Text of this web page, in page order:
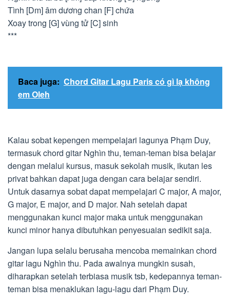
Tình [Dm] âm dương chan [F] chứa
Xoay trong [G] vùng tử [C] sinh
***
Baca juga: Chord Gitar Lagu Paris có gì lạ không
em Oleh
Kalau sobat kepengen mempelajari lagunya Phạm Duy,
termasuk chord gitar Nghìn thu, teman-teman bisa belajar
dengan melalui kursus, masuk sekolah musik, ikutan les
privat bahkan dapat juga dengan cara belajar sendiri.
Untuk dasarnya sobat dapat mempelajari C major, A major,
G major, E major, and D major. Nah setelah dapat
menggunakan kunci major maka untuk menggunakan
kunci minor hanya dibutuhkan penyesuaian sedikit saja.
Jangan lupa selalu berusaha mencoba memainkan chord
gitar lagu Nghìn thu. Pada awalnya mungkin susah,
diharapkan setelah terbiasa musik tsb, kedepannya teman-
teman bisa menaklukan lagu-lagu dari Phạm Duy.